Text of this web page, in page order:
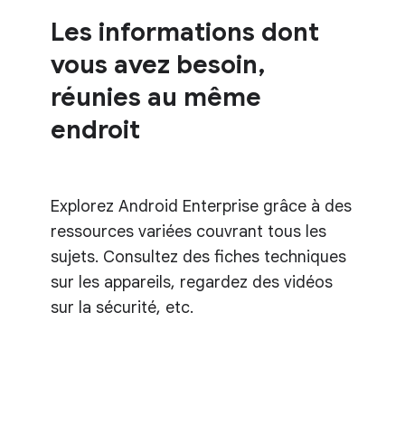
Les informations dont
vous avez besoin,
réunies au même
endroit
Explorez Android Enterprise grâce à des
ressources variées couvrant tous les
sujets. Consultez des fiches techniques
sur les appareils, regardez des vidéos
sur la sécurité, etc.